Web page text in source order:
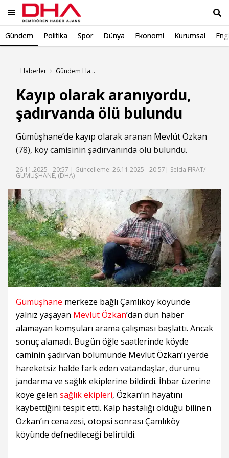
Gündem Politika Spor Dünya Ekonomi Kurumsal
Haberler Gündem Haberleri
Kayıp olarak aranıyordu,
şadırvanda ölü bulundu
Gümüşhane’de kayıp olarak aranan Mevlüt Özkan
(78), köy camisinin şadırvanında ölü bulundu.
26.11.2025 - 20:57 | Güncelleme: 26.11.2025 - 20:57 | Selda FIRAT/
GÜMÜŞHANE, (DHA)-
Gümüşhane merkeze bağlı Çamlıköy köyünde
yalnız yaşayan Mevlüt Özkan’dan dün haber
alamayan komşuları arama çalışması başlattı. Ancak
sonuç alamadı. Bugün öğle saatlerinde köyde
caminin şadırvan bölümünde Mevlüt Özkan’ı yerde
hareketsiz halde fark eden vatandaşlar, durumu
jandarma ve sağlık ekiplerine bildirdi. İhbar üzerine
köye gelen sağlık ekipleri, Özkan’ın hayatını
kaybettiğini tespit etti. Kalp hastalığı olduğu bilinen
Özkan’ın cenazesi, otopsi sonrası Çamlıköy
köyünde defnedileceği belirtildi.